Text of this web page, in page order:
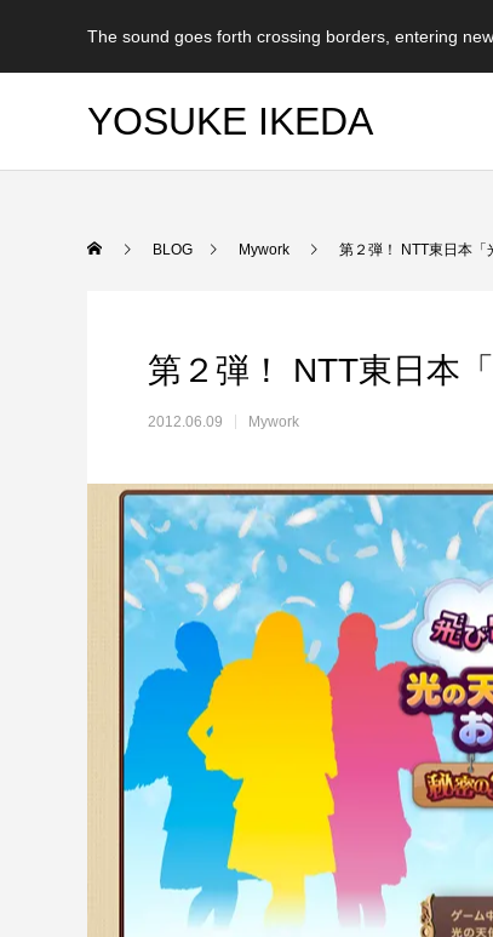
The sound goes forth crossing borders, entering
YOSUKE IKEDA
BLOG Mywork 第２弾！ NTT東日本「
第２弾！ NTT東日本
2012.06.09 Mywork